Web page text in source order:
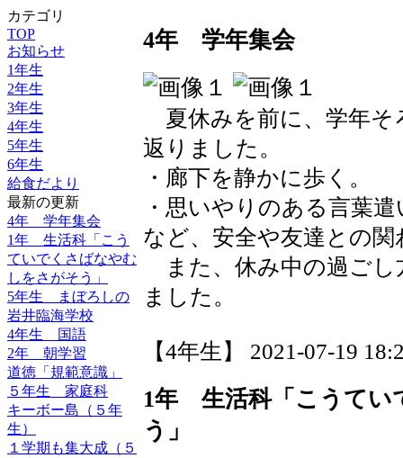
カテゴリ
TOP
お知らせ
1年生
2年生
3年生
4年生
5年生
6年生
給食だより
最新の更新
4年 学年集会
1年 生活科「こう
ていでくさばなやむ
しをさがそう」
5年生 まぼろしの
岩井臨海学校
4年生 国語
2年 朝学習
道徳「規範意識」
５年生 家庭科
キーボー島（５年
生）
１学期も集大成（５
4年 学年集会
夏休みを前に、学年そ
返りました。
・廊下を静かに歩く。
・思いやりのある言葉
など、安全や友達との
また、休み中の過ごし
ました。
【4年生】 2021-07-19
1年 生活科「こうてい
う」